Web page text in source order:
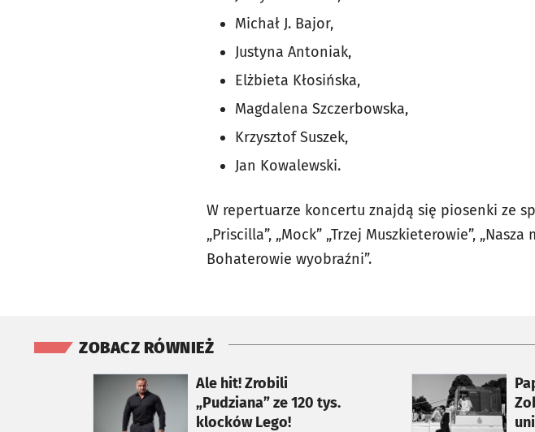
Michał J. Bajor,
Justyna Antoniak,
Elżbieta Kłosińska,
Magdalena Szczerbowska,
Krzysztof Suszek,
Jan Kowalewski.
W repertuarze koncertu znajdą się piosenki ze
„Priscilla”, „Mock” „Trzej Muszkieterowie”,
Bohaterowie wyobraźni”.
ZOBACZ RÓWNIEŻ
Ale hit! Zrobili
„Pudziana” ze 120 tys.
klocków Lego!
otworzy się w nowej karcie otworzy się w nowej